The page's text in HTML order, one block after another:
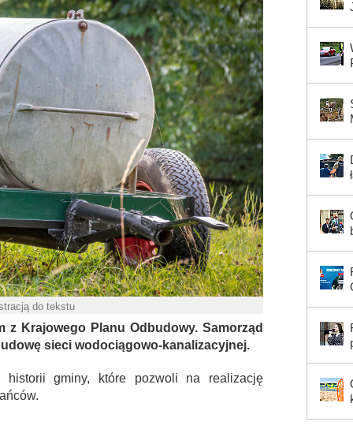
do tekstu
z Krajowego Planu Odbudowy. Samorząd
sieci wodociągowo-kanalizacyjnej.
gminy, które pozwoli na realizację